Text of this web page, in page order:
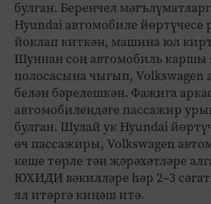
булган. Беренчел
Hyundai автомобиле йөртүчесе
йоклап киткән, машина юл
Шуннан соң автомобиль каршы
полосасына чыгып, Volkswagen
белән бәрелешкән. Фаҗига
автомобилендәге пассажир
булган. Шулай ук Hyundai
өч пассажиры, Volkswagen
кеше төрле тән җәрәхәтләре
ЮХИДИ вәкилләре һәр 2–3
ял итәргә киңәш итә.